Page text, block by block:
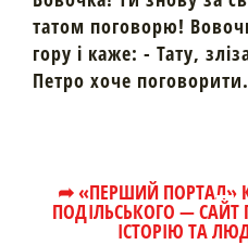
татом поговорю!
гору і каже: - Тату,
Петро хоче
➦ «ПЕРШИЙ ПОРТАЛ»
ПОДІЛЬСЬКОГО — САЙТ
ІСТОРІЮ ТА